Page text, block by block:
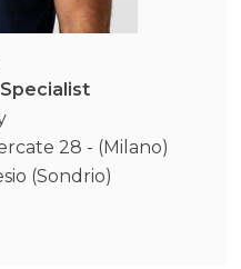
28 - (Milano)
(Sondrio)